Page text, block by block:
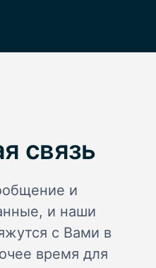
связь
и
и наши
с Вами в
время для